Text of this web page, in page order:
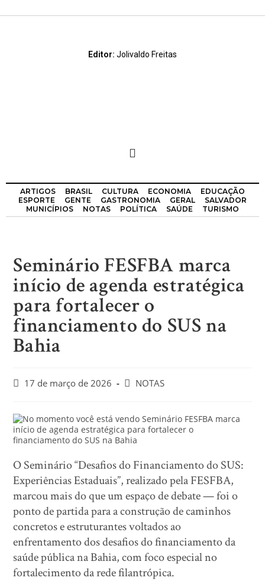
Editor: Jolivaldo Freitas
ARTIGOS BRASIL CULTURA ECONOMIA
EDUCAÇÃO
ESPORTE
GENTE GASTRONOMIA GERAL
SALVADOR
MUNICÍPIOS
NOTAS POLÍTICA SAÚDE TURISMO
Seminário FESFBA marca
início de agenda estratégica
para fortalecer o
financiamento do SUS na
Bahia
17 de março de 2026 NOTAS
O Seminário “Desafios do Financiamento do SUS:
Experiências Estaduais”, realizado pela FESFBA,
marcou mais do que um espaço de debate — foi o
ponto de partida para a construção de caminhos
concretos e estruturantes voltados ao
enfrentamento dos desafios do financiamento da
saúde pública na Bahia, com foco especial no
fortalecimento da rede filantrópica.